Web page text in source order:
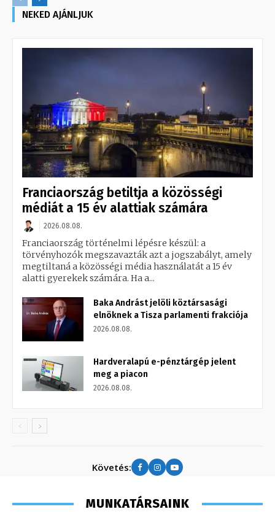
NEKED AJÁNLJUK
Franciaország betiltja a közösségi
médiát a 15 év alattiak számára
2026.08.08.
Franciaország történelmi lépésre készül: a
törvényhozók megszavazták azt a jogszabályt, amely
megtiltaná a közösségi média használatát a 15 év
alatti gyerekek számára. Ha a...
Baka Andrást jelöli köztársasági
elnöknek a Tisza parlamenti frakciója
2026.08.08.
Hardveralapú e-pénztárgép jelent
meg a piacon
2026.08.08.
Követés:
MUNKATÁRSAINK